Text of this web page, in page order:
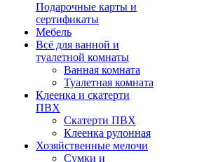
Подарочные карты и
сертификаты
Мебель
Всё для ванной и
туалетной комнаты
Ванная комната
Туалетная комната
Клеенка и скатерти
ПВХ
Скатерти ПВХ
Клеенка рулонная
Хозяйственные мелочи
Сумки и